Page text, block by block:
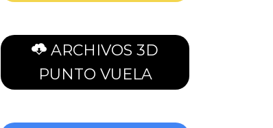
ARCHIVOS 3D
PUNTO VUELA